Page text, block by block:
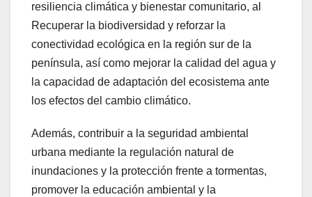
resiliencia climática y bienestar comunitario, al
Recuperar la biodiversidad y reforzar la
conectividad ecológica en la región sur de la
península, así como mejorar la calidad del agua y
la capacidad de adaptación del ecosistema ante
los efectos del cambio climático.
Además, contribuir a la seguridad ambiental
urbana mediante la regulación natural de
inundaciones y la protección frente a tormentas,
promover la educación ambiental y la